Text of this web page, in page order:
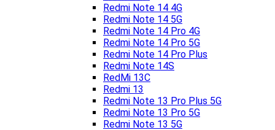
Redmi Note 14 4G
Redmi Note 14 5G
Redmi Note 14 Pro 4G
Redmi Note 14 Pro 5G
Redmi Note 14 Pro Plus
Redmi Note 14S
RedMi 13C
Redmi 13
Redmi Note 13 Pro Plus 5G
Redmi Note 13 Pro 5G
Redmi Note 13 5G